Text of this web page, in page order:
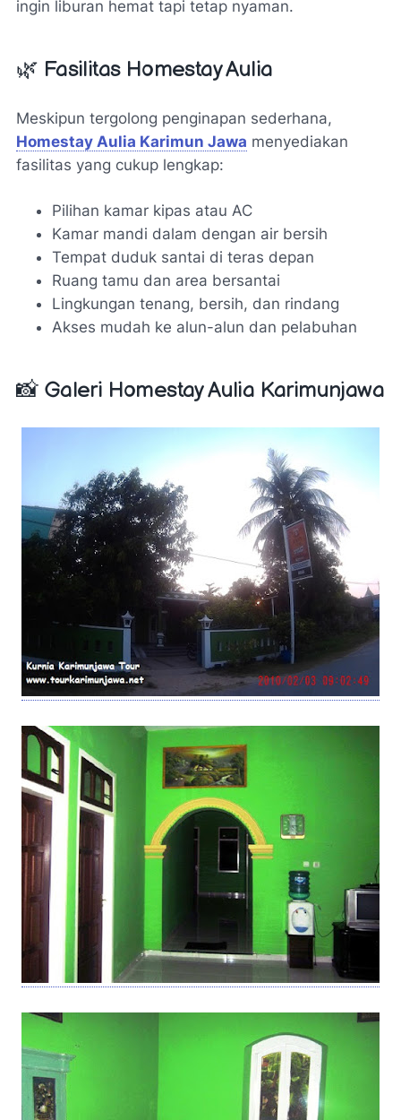
ingin liburan hemat tapi tetap nyaman.
🌿 Fasilitas Homestay Aulia
Meskipun tergolong penginapan sederhana,
Homestay Aulia Karimun Jawa menyediakan
fasilitas yang cukup lengkap:
Pilihan kamar kipas atau AC
Kamar mandi dalam dengan air bersih
Tempat duduk santai di teras depan
Ruang tamu dan area bersantai
Lingkungan tenang, bersih, dan rindang
Akses mudah ke alun-alun dan pelabuhan
📸 Galeri Homestay Aulia Karimunjawa